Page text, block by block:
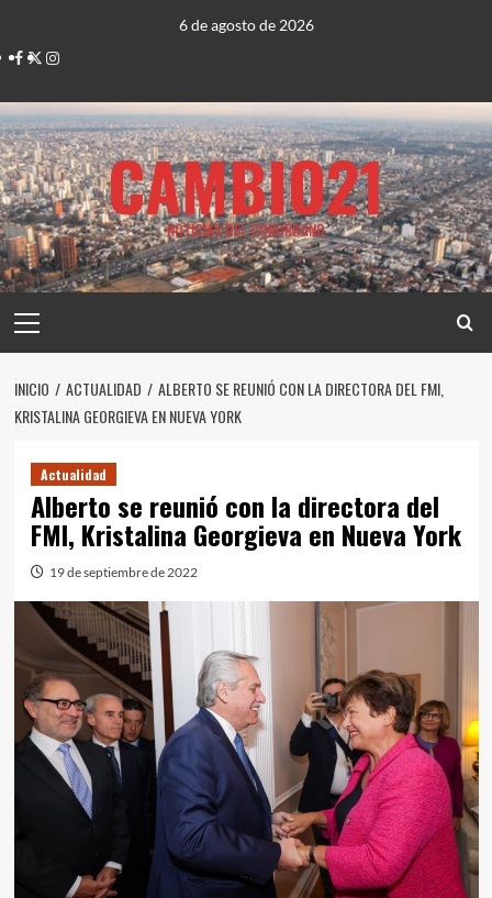
contenido
6 de agosto de 2026
Facebook
TwitterInstagram
CAMBIO21
NOTICIAS DEL CONURBANO
principal
INICIO ACTUALIDAD
ALBERTO SE REUNIÓ CON LA DIRECTORA DEL FMI,
KRISTALINA GEORGIEVA EN NUEVA YORK
Actualidad
Alberto se reunió con la directora del
FMI, Kristalina Georgieva en Nueva York
19 de septiembre de 2022